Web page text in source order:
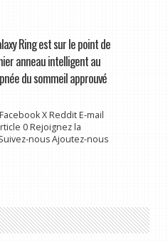
Ring est sur le point de
anneau intelligent au
du sommeil approuvé
X Reddit E-mail
0 Rejoignez la
nous Ajoutez-nous